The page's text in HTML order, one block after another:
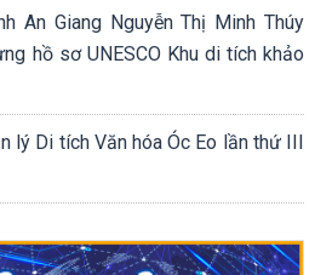
An Giang Nguyễn Thị Minh Thúy
hồ sơ UNESCO Khu di tích khảo
lý Di tích Văn hóa Óc Eo lần thứ III